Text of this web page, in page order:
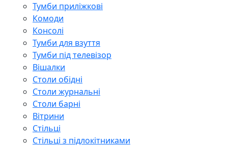
Тумби приліжкові
Комоди
Консолі
Тумби для взуття
Тумби під телевізор
Вішалки
Столи обідні
Столи журнальні
Столи барні
Вітрини
Стільці
Стільці з підлокітниками